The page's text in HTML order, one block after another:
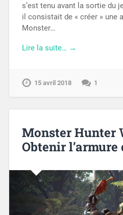
s’est tenu avant la sortie du
il consistait de « créer » une
Monster…
Lire la suite… →
15 avril 2018 1
Monster Hunter
Obtenir